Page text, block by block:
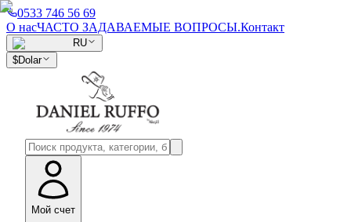
0533 746 56 69
О насЧАСТО ЗАДАВАЕМЫЕ ВОПРОСЫ.Контакт
RU
$Dolar
Мой счет